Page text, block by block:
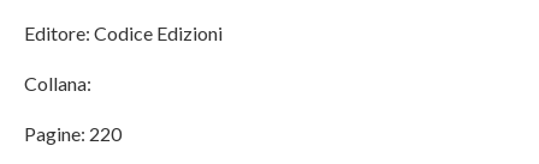
Editore: Codice Edizioni
Collana:
Pagine: 220